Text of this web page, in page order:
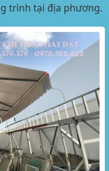
trình tại địa phương.